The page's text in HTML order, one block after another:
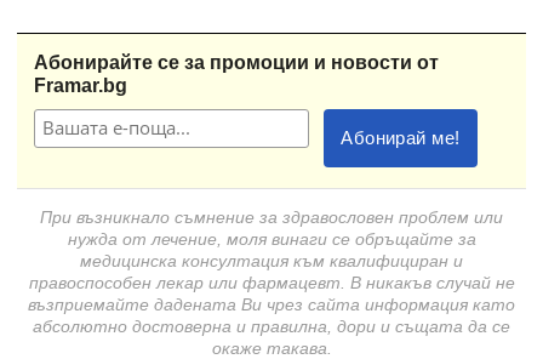
Абонирайте се за промоции и новости от
Framar.bg
При възникнало съмнение за здравословен проблем или
нужда от лечение, моля винаги се обръщайте за
медицинска консултация към квалифициран и
правоспособен лекар или фармацевт. В никакъв случай не
възприемайте дадената Ви чрез сайта информация като
абсолютно достоверна и правилна, дори и същата да се
окаже такава.